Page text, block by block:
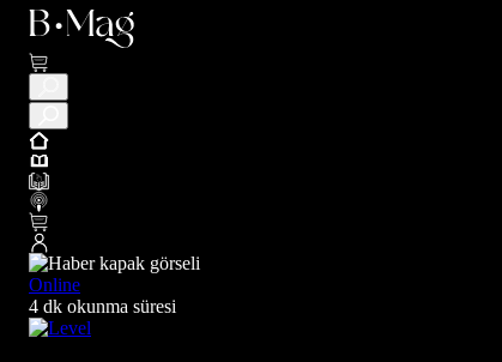
Online
4 dk okunma süresi